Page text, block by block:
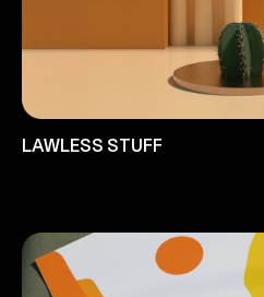
LAWLESS STUFF